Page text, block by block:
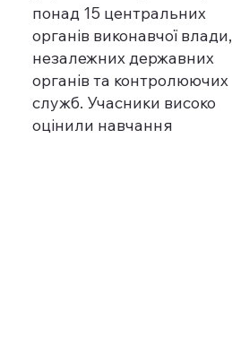
понад 15 центральних
органів виконавчої влади,
незалежних державних
органів та контролюючих
служб. Учасники високо
оцінили навчання